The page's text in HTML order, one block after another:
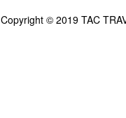
Copyright © 2019 TAC